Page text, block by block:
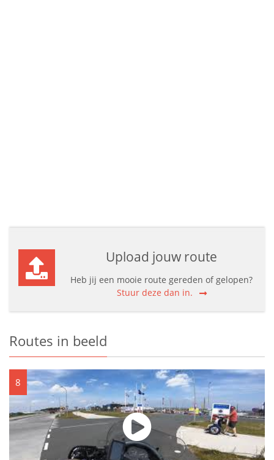
Upload jouw route
Heb jij een mooie route gereden of gelopen?
Stuur deze dan in.
Routes in beeld
8